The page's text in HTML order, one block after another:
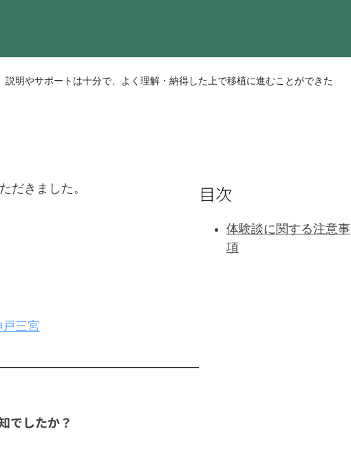
明やサポートは十分で、よく理解・納得した上で移植に進むことができた
だきました。
三宮
でしたか？
目次
体験談に関する注意事
項